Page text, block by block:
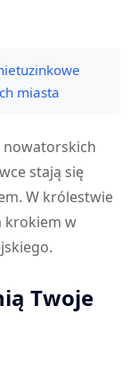
miasta
nowatorskich
stają się
W królestwie
krokiem w
Twoje